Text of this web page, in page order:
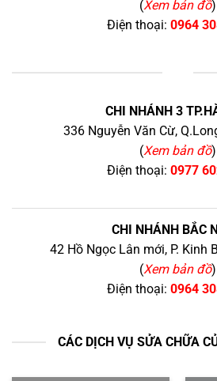
(Xem bản đồ)
Điện thoại: 0964
CHI NHÁNH 3
336 Nguyễn Văn Cừ,
(Xem bản đồ)
Điện thoại: 0977
CHI NHÁNH BẮC
42 Hồ Ngọc Lân mới, P. Kinh
(Xem bản đồ)
Điện thoại: 0964
CÁC DỊCH VỤ SỬA CHỮA